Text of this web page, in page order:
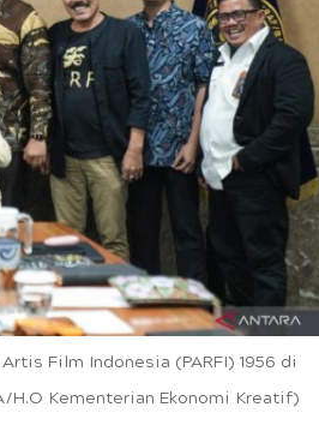
Film Indonesia (PARFI) 1956 di
H.O Kementerian Ekonomi Kreatif)